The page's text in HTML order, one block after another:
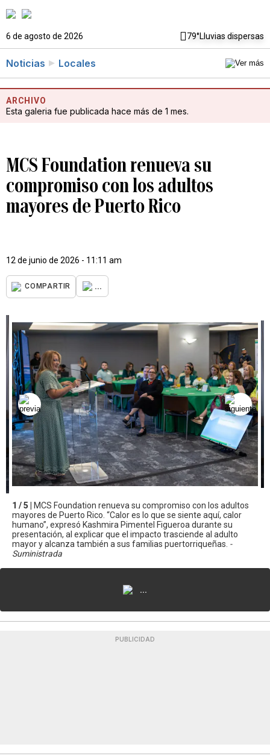
6 de agosto de 2026 79°Lluvias dispersas
Noticias Locales
ARCHIVO
Esta galeria fue publicada hace más de 1 mes.
MCS Foundation renueva su
compromiso con los adultos
mayores de Puerto Rico
12 de junio de 2026 - 11:11 am
COMPARTIR ...
1 / 5 |
MCS Foundation renueva su compromiso con los adultos
mayores de Puerto Rico. “Calor es lo que se siente aquí, calor
humano”, expresó Kashmira Pimentel Figueroa durante su
presentación, al explicar que el impacto trasciende al adulto
mayor y alcanza también a sus familias puertorriqueñas. -
Suministrada
...
PUBLICIDAD